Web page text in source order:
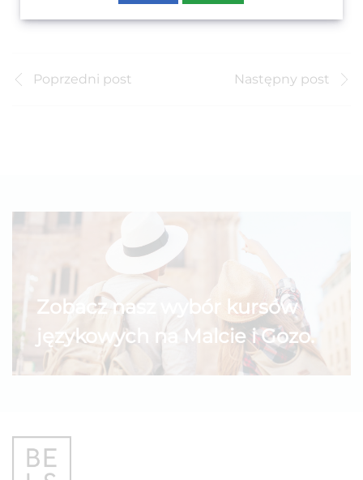
Poprzedni post Następny post
Zobacz nasz wybór kursów
językowych na Malcie i Gozo.